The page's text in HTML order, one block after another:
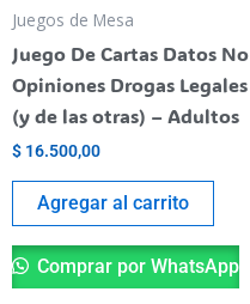
Juegos de Mesa
Juego De Cartas Datos No
Opiniones Drogas Legales
(y de las otras) – Adultos
$ 16.500,00
Agregar al carrito
Comprar por WhatsApp